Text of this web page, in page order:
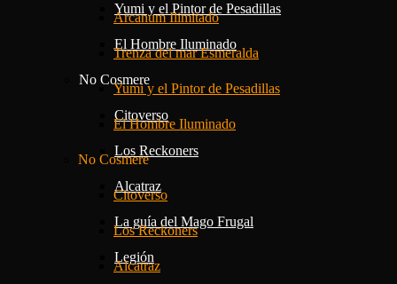
Yumi y el Pintor de Pesadillas
El Hombre Iluminado
No Cosmere
Citoverso
Los Reckoners
Alcatraz
La guía del Mago Frugal
Legión
Arcanum Ilimitado
Trenza del mar Esmeralda
Yumi y el Pintor de Pesadillas
El Hombre Iluminado
No Cosmere
Citoverso
Los Reckoners
Alcatraz